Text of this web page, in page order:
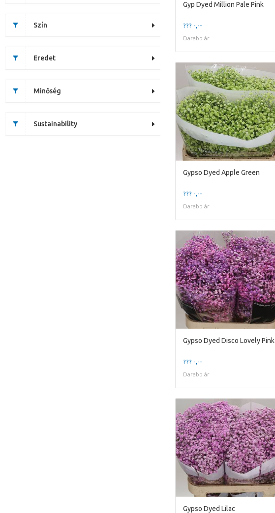
Szín
Eredet
Minőség
Sustainability
Gyp Dyed Million Pale Pink
??? -,--
Darabb ár
Gypso Dyed Apple Green
??? -,--
Darabb ár
Gypso Dyed Disco Lovely Pink
??? -,--
Darabb ár
Gypso Dyed Lilac